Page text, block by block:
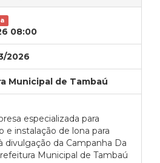
08:00
2026
Municipal de Tambaú
especializada para
e instalação de lona para
divulgação da Campanha Da
Municipal de Tambaú